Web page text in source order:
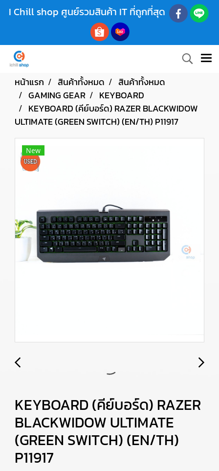
I Chill shop ศูนย์รวมสินค้า IT ที่ถูกที่สุด
หน้าแรก สินค้าทั้งหมด
สินค้าทั้งหมด
GAMING GEAR
KEYBOARD
KEYBOARD (คีย์บอร์ด) RAZER BLACKWIDOW
ULTIMATE (GREEN SWITCH) (EN/TH) P11917
New
KEYBOARD (คีย์บอร์ด) RAZER
BLACKWIDOW ULTIMATE
(GREEN SWITCH) (EN/TH)
P11917